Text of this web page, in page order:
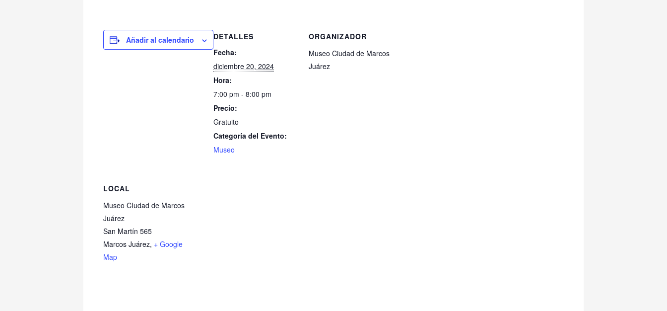
Añadir al calendario
DETALLES
Fecha:
diciembre 20, 2024
Hora:
7:00 pm - 8:00 pm
Precio:
Gratuito
Categoría del Evento:
Museo
ORGANIZADOR
Museo Ciudad de Marcos
Juárez
LOCAL
Museo CIudad de Marcos
Juárez
San Martín 565
Marcos Juárez, + Google
Map